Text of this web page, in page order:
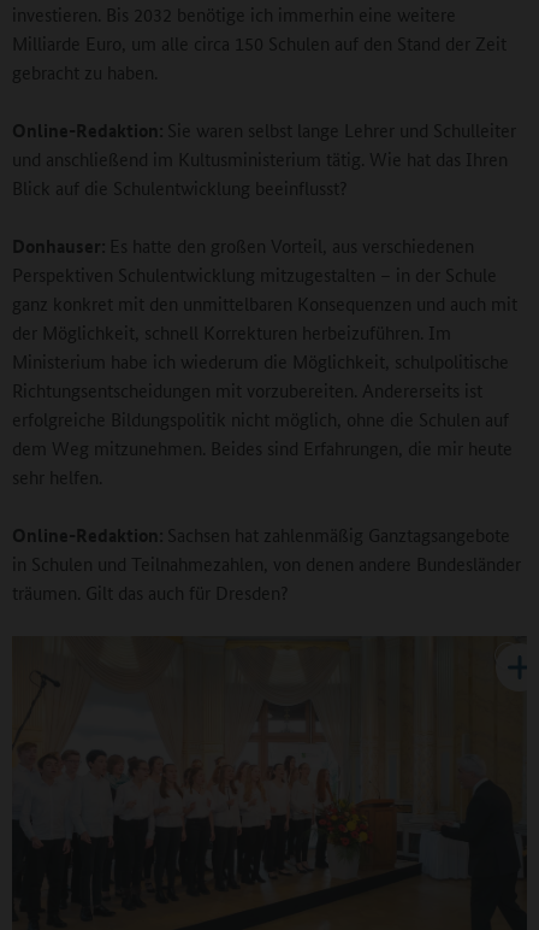
investieren. Bis 2032 benötige ich immerhin eine weitere
Milliarde Euro, um alle circa 150 Schulen auf den Stand der Zeit
gebracht zu haben.
Online-Redaktion:
Sie waren selbst lange Lehrer und Schulleiter
und anschließend im Kultusministerium tätig. Wie hat das Ihren
Blick auf die Schulentwicklung beeinflusst?
Donhauser: Es hatte den großen Vorteil, aus verschiedenen
Perspektiven Schulentwicklung mitzugestalten – in der Schule
ganz konkret mit den unmittelbaren Konsequenzen und auch mit
der Möglichkeit, schnell Korrekturen herbeizuführen. Im
Ministerium habe ich wiederum die Möglichkeit, schulpolitische
Richtungsentscheidungen mit vorzubereiten. Andererseits ist
erfolgreiche Bildungspolitik nicht möglich, ohne die Schulen auf
dem Weg mitzunehmen. Beides sind Erfahrungen, die mir heute
sehr helfen.
Online-Redaktion:
Sachsen hat zahlenmäßig Ganztagsangebote
in Schulen und Teilnahmezahlen, von denen andere Bundesländer
träumen. Gilt das auch für Dresden?